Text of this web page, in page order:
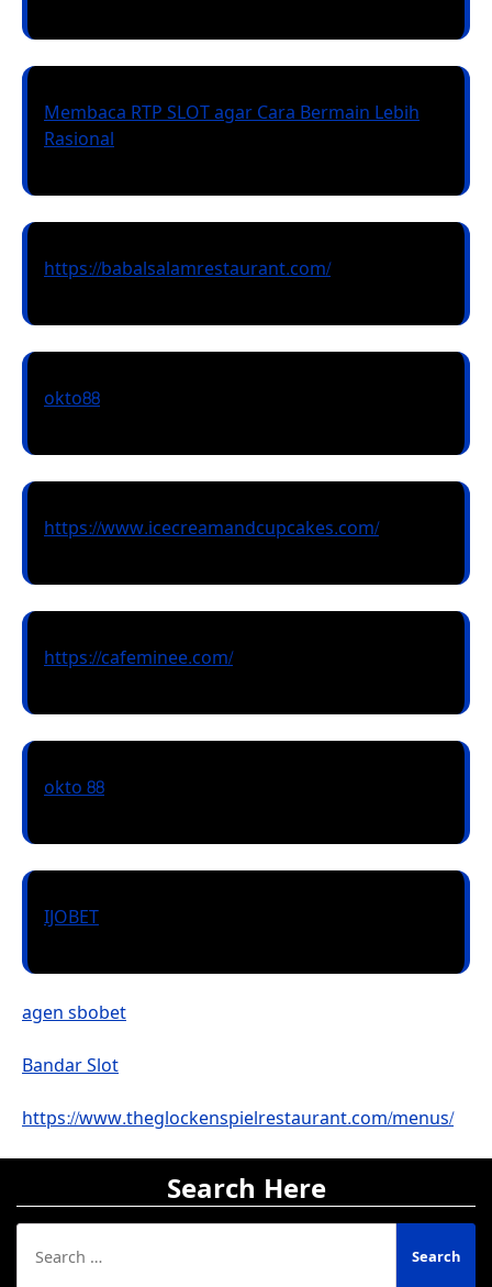
Membaca RTP SLOT agar Cara Bermain Lebih
Rasional
https://babalsalamrestaurant.com/
okto88
https://www.icecreamandcupcakes.com/
https://cafeminee.com/
okto 88
IJOBET
agen sbobet
Bandar Slot
https://www.theglockenspielrestaurant.com/menus/
Search Here
Search
for: